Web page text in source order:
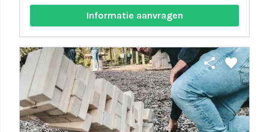
Informatie aanvragen
share favorite